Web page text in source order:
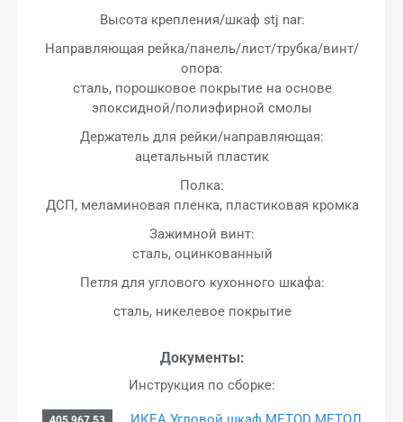
Высота крепления/шкаф stj nar:
Направляющая рейка/панель/лист/трубка/винт/
опора:
сталь, порошковое покрытие на основе
эпоксидной/полиэфирной смолы
Держатель для рейки/направляющая:
ацетальный пластик
Полка:
ДСП, меламиновая пленка, пластиковая кромка
Зажимной винт:
сталь, оцинкованный
Петля для углового кухонного шкафа:
сталь, никелевое покрытие
Документы:
Инструкция по сборке: